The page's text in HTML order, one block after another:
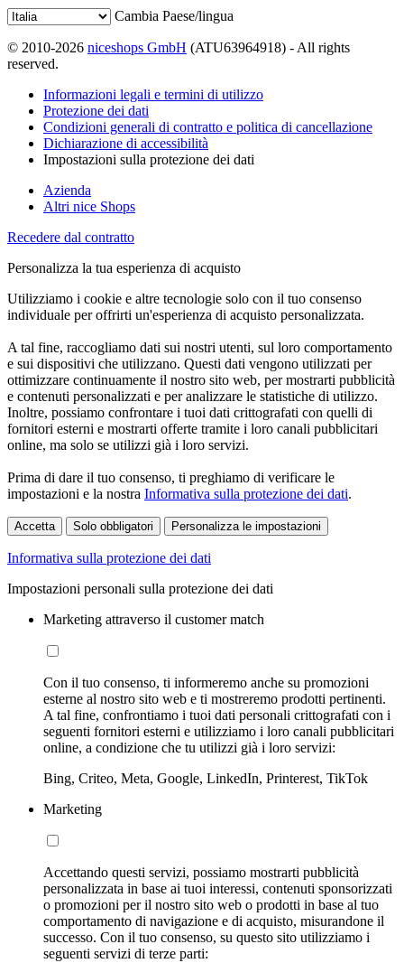
Cambia Paese/lingua
© 2010-2026 niceshops GmbH (ATU63964918) - All rights
reserved.
Informazioni legali e termini di utilizzo
Protezione dei dati
Condizioni generali di contratto e politica di cancellazione
Dichiarazione di accessibilità
Impostazioni sulla protezione dei dati
Azienda
Altri nice Shops
Recedere dal contratto
Personalizza la tua esperienza di acquisto
Utilizziamo i cookie e altre tecnologie solo con il tuo consenso
individuale per offrirti un'esperienza di acquisto personalizzata.
A tal fine, raccogliamo dati sui nostri utenti, sul loro comportamento
e sui dispositivi che utilizzano. Questi dati vengono utilizzati per
ottimizzare continuamente il nostro sito web, per mostrarti pubblicità
e contenuti personalizzati e per analizzare le statistiche di utilizzo.
Inoltre, possiamo confrontare i tuoi dati crittografati con quelli di
fornitori esterni e mostrarti offerte tramite i loro canali pubblicitari
online, ma solo se utilizzi già i loro servizi.
Prima di dare il tuo consenso, ti preghiamo di verificare le
impostazioni e la nostra Informativa sulla protezione dei dati.
Accetta Solo obbligatori Personalizza le impostazioni
Informativa sulla protezione dei dati
Impostazioni personali sulla protezione dei dati
Marketing attraverso il customer match
Con il tuo consenso, ti informeremo anche su promozioni
esterne al nostro sito web e ti mostreremo prodotti pertinenti.
A tal fine, confrontiamo i tuoi dati personali crittografati con i
seguenti fornitori esterni e utilizziamo i loro canali pubblicitari
online, a condizione che tu utilizzi già i loro servizi:
Bing, Criteo, Meta, Google, LinkedIn, Printerest, TikTok
Marketing
Accettando questi servizi, possiamo mostrarti pubblicità
personalizzata in base ai tuoi interessi, contenuti sponsorizzati
o promozioni per il nostro sito web o prodotti in base al tuo
comportamento di navigazione e di acquisto, misurandone il
successo. Con il tuo consenso, su questo sito utilizziamo i
seguenti servizi di terze parti: